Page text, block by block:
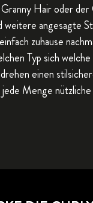
Granny Hair oder
angesagte
zuhause
Typ sich
einen
Menge nützliche